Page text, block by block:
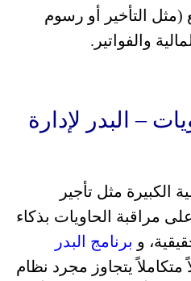
(مثل التأخير أو رسوم
والفواتير.
– البدر لإدارة
الكبيرة مثل تأجير
مراقبة الحاويات بذكاء
و برنامج البدر
متكاملاً يتجاوز مجرد نظام